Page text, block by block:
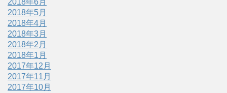
2018年6月
2018年5月
2018年4月
2018年3月
2018年2月
2018年1月
2017年12月
2017年11月
2017年10月